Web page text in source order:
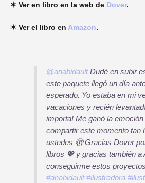
✶ Ver en libro en la web de Dover.
✶ Ver el libro en Amazon.
@anabidaultDudé en subir
este paquete llegó un día
esperado. Yo estaba en mi
vacaciones y recién
importa! Me ganó la
compartir este momento tan
ustedes 🫣 Gracias Dover
libros 💖 y gracias también a
conseguirme estos
#anabidault #ilustradora